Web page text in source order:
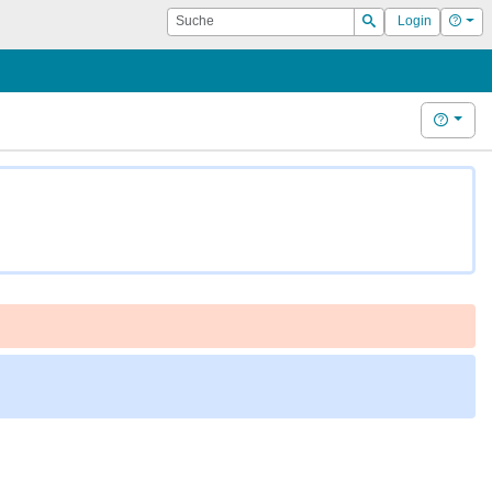
Suche
Suchen
Login Hilfe
Hilfe